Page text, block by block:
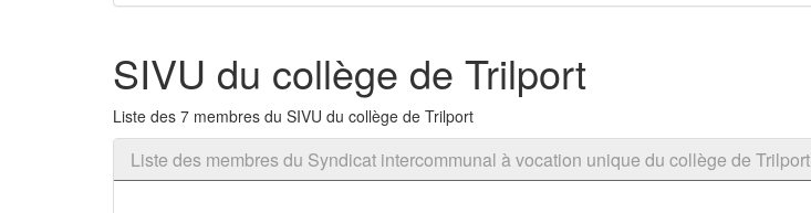
SIVU du collège de Trilport
Liste des 7 membres du SIVU du collège de Trilport
Liste des membres du Syndicat intercommunal à vocation unique du collège de Trilport